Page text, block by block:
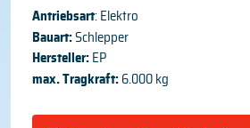
Antriebsart: Elektro
Bauart: Schlepper
Hersteller: EP
max. Tragkraft: 6.000 kg